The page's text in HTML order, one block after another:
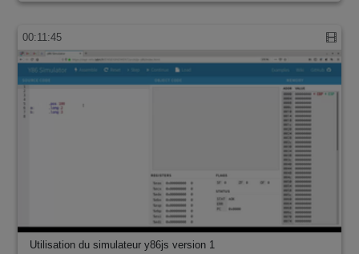
00:11:45
Utilisation du simulateur y86js version 1